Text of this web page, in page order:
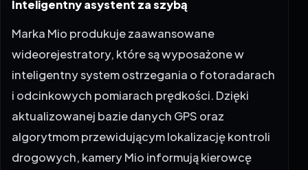
wideorejestratory, które są wyposażone w
inteligentny system ostrzegania o fotoradarach
i odcinkowych pomiarach prędkości. Dzięki
aktualizowanej bazie danych GPS oraz
algorytmom przewidującym lokalizację kontroli
drogowych, kamery Mio informują kierowcę
odpowiednio wcześniej, pozwalając